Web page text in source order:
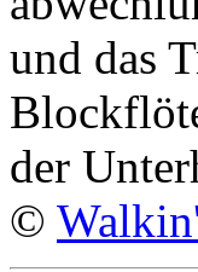
und das
der
©